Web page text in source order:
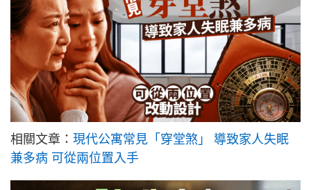
相關文章： 現代公寓常見「穿堂煞」 導致家人失眠
兼多病 可從兩位置入手